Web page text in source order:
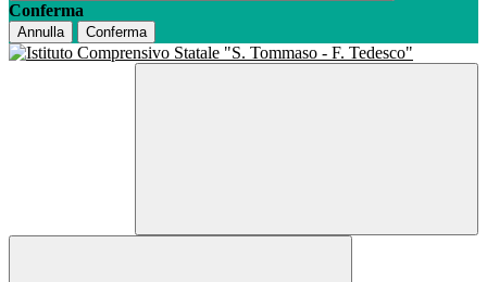
Conferma
Annulla Conferma